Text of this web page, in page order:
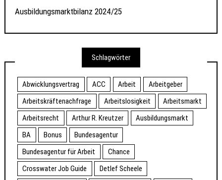
Ausbildungsmarktbilanz 2024/25
Schlagwörter
Abwicklungsvertrag ACC Arbeit
Arbeitgeber
Arbeitskräftenachfrage
Arbeitslosigkeit
Arbeitsmarkt
Arbeitsrecht
Arthur R. Kreutzer
Ausbildungsmarkt
BA
Bonus
Bundesagentur
Bundesagentur für Arbeit
Chance
Crosswater Job Guide
Detlef Scheele